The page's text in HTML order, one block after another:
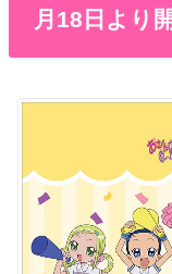
月18日より